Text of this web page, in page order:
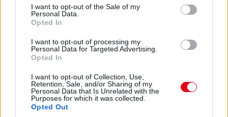
consent section.
I want to opt-out of the Sale of my
Personal Data.
Opted In
I want to opt-out of processing my
Personal Data for Targeted Advertising.
Opted In
I want to opt-out of Collection, Use,
Retention, Sale, and/or Sharing of my
Personal Data that Is Unrelated with the
Purposes for which it was collected.
Opted Out